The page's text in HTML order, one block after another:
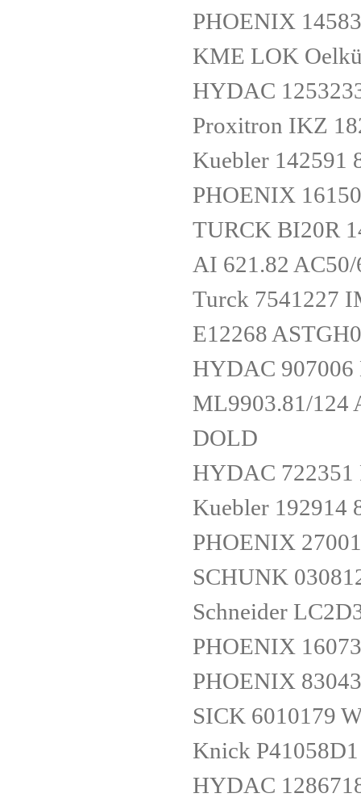
PHOENIX
KME LOK
HYDAC
Proxitron IKZ
Kuebler 142591
PHOENIX
TURCK BI20R
AI 621.82
Turck 7541227
E12268
HYDAC
ML9903.81/124
DOLD
HYDAC 722351
Kuebler 192914
PHOENIX
SCHUNK
Schneider
PHOENIX
PHOENIX
SICK 6010179
Knick
HYDAC